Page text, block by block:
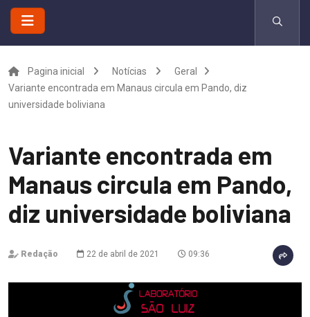
Pagina inicial Notícias
Geral
Variante encontrada em Manaus circula em Pando, diz
universidade boliviana
Variante encontrada em
Manaus circula em Pando,
diz universidade boliviana
Redação 22 de abril de 2021 09:36